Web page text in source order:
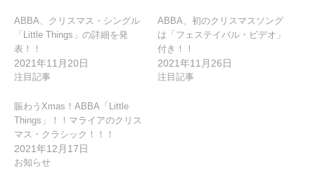
ABBA、クリスマス・シングル
「Little Things」の詳細を発
表！！
2021年11月20日
注目記事
ABBA、初のクリスマスソング
は「フェステイバル・ビデオ」
付き！！
2021年11月26日
注目記事
賑わうXmas！ABBA「Little
Things」！！マライアのクリス
マス・クラシック！！！
2021年12月17日
お知らせ